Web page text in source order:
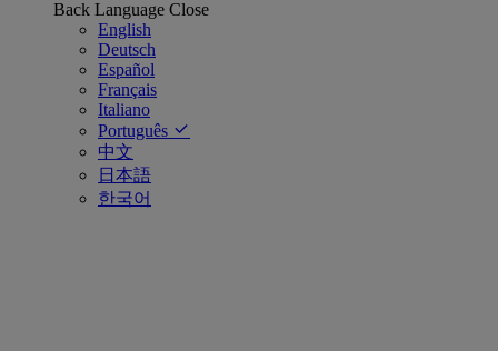
Back Language Close
English
Deutsch
Español
Français
Italiano
Português
中文
日本語
한국어